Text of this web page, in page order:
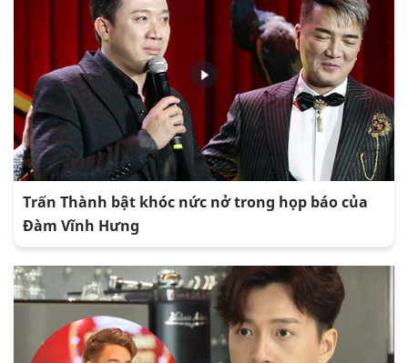
Trấn Thành bật khóc nức nở trong họp báo của
Đàm Vĩnh Hưng